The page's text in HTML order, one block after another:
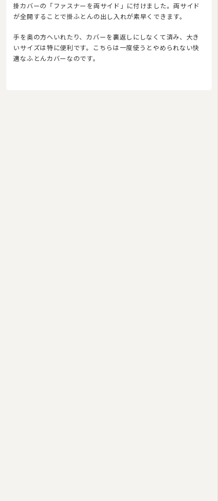
掛カバーの「ファスナーを両サイド」に付けました。両サイド
が全開することで掛ふとんの出し入れが素早くできます。
手を奥の方へいれたり、カバーを裏返しにしなくて済み、大き
いサイズは特に便利です。こちらは一度使うとやめられない快
適なふとんカバーなのです。